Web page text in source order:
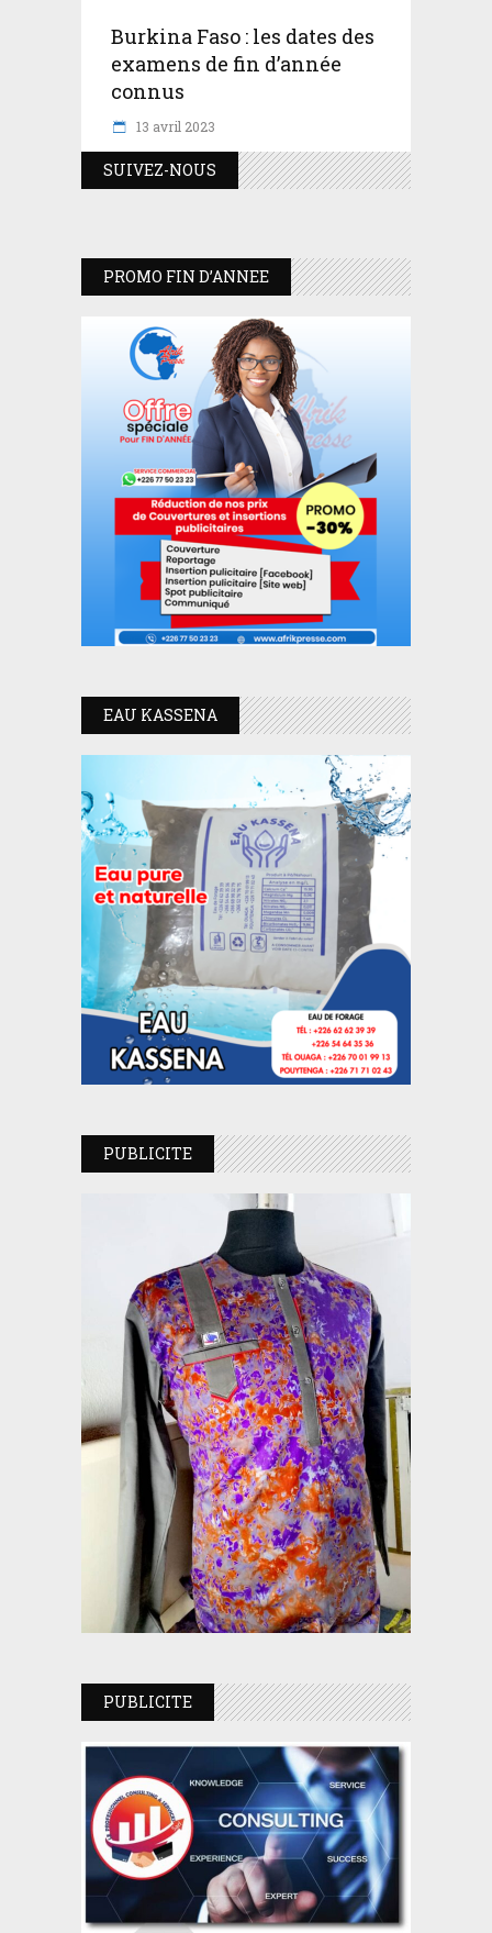
Burkina Faso : les dates des
examens de fin d’année
connus
13 avril 2023
SUIVEZ-NOUS
PROMO FIN D’ANNEE
EAU KASSENA
PUBLICITE
PUBLICITE